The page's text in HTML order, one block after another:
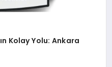
Kolay Yolu: Ankara